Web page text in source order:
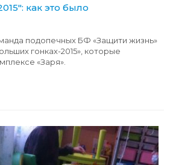
как это было
подопечных БФ «Защити жизнь»
гонках-2015», которые
«Заря».